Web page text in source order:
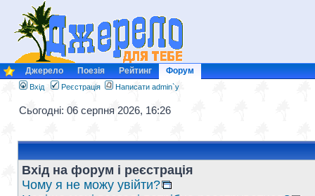
Джерело Поезія Рейтинг Форум
Вхід Реєстрація Написати admin`у
Сьогодні: 06 серпня 2026, 16:26
Вхід на форум і реєстрація
Чому я не можу увійти?